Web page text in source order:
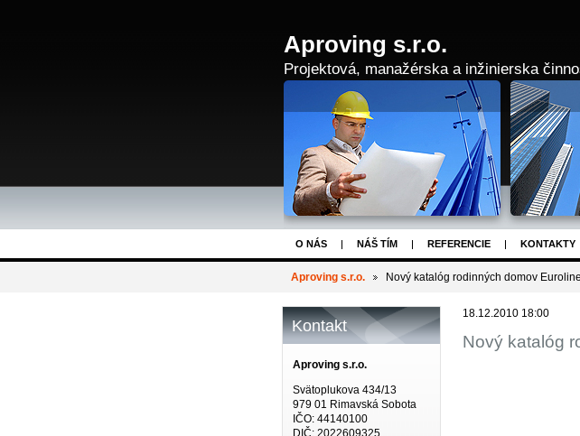
Aproving s.r.o.
Projektová, manažérska a inžinierska
O NÁS NÁŠ TÍM REFERENCIE KONTAKTY
Aproving s.r.o. Nový katalóg rodinných domov
18.12.2010 18:00
Nový katalóg
Kontakt
Aproving s.r.o.
Svätoplukova 434/13
979 01 Rimavská Sobota
IČO: 44140100
DIČ: 2022609325